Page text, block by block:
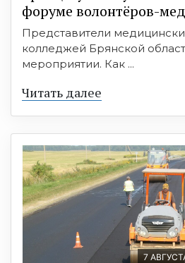
форуме волонтёров-
Представители
колледжей Брянской
мероприятии. Как ...
Читать далее
7